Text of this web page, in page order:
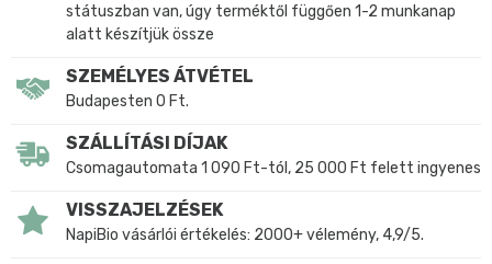
státuszban van, úgy terméktől függően 1-2 munkanap
alatt készítjük össze
SZEMÉLYES ÁTVÉTEL
Budapesten 0 Ft.
SZÁLLÍTÁSI DÍJAK
Csomagautomata 1 090 Ft-tól, 25 000 Ft felett ingyenes
VISSZAJELZÉSEK
NapiBio vásárlói értékelés: 2000+ vélemény, 4,9/5.